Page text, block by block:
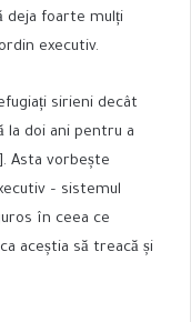
deja foarte mulți
executiv.
sirieni decât
la doi ani pentru a
Asta vorbește
– sistemul
în ceea ce
aceștia să treacă și